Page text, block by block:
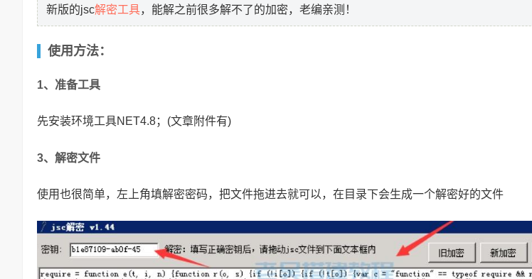
新版的jsc解密工具，能解之前很多解不了的加密，老编亲测！
使用方法：
1、准备工具
先安装环境工具NET4.8；(文章附件有)
3、解密文件
使用也很简单，左上角填解密密码，把文件拖进去就可以，在目录下会生成一个解密好的文件